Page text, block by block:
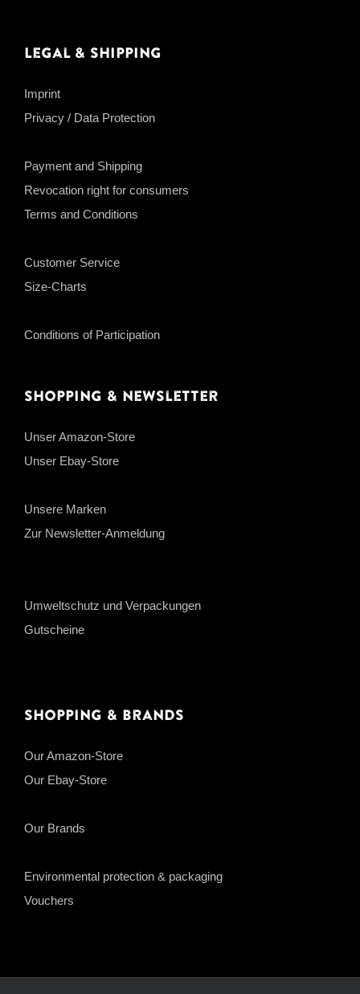
Legal & Shipping
Imprint
Privacy / Data Protection
Payment and Shipping
Revocation right for consumers
Terms and Conditions
Customer Service
Size-Charts
Conditions of Participation
Shopping & Newsletter
Unser Amazon-Store
Unser Ebay-Store
Unsere Marken
Zur Newsletter-Anmeldung
Umweltschutz und Verpackungen
Gutscheine
Shopping & Brands
Our Amazon-Store
Our Ebay-Store
Our Brands
Environmental protection & packaging
Vouchers